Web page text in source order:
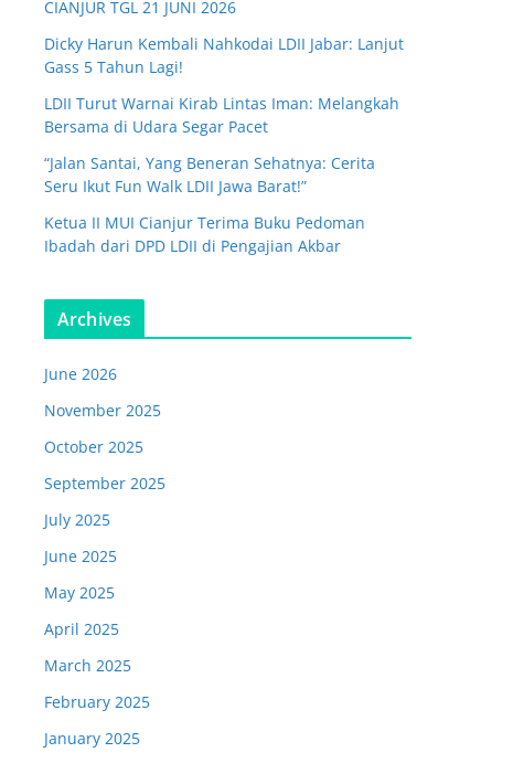
CIANJUR TGL 21 JUNI 2026
Dicky Harun Kembali Nahkodai LDII Jabar: Lanjut
Gass 5 Tahun Lagi!
LDII Turut Warnai Kirab Lintas Iman: Melangkah
Bersama di Udara Segar Pacet
“Jalan Santai, Yang Beneran Sehatnya: Cerita
Seru Ikut Fun Walk LDII Jawa Barat!”
Ketua II MUI Cianjur Terima Buku Pedoman
Ibadah dari DPD LDII di Pengajian Akbar
Archives
June 2026
November 2025
October 2025
September 2025
July 2025
June 2025
May 2025
April 2025
March 2025
February 2025
January 2025